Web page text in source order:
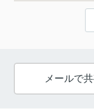
メールで